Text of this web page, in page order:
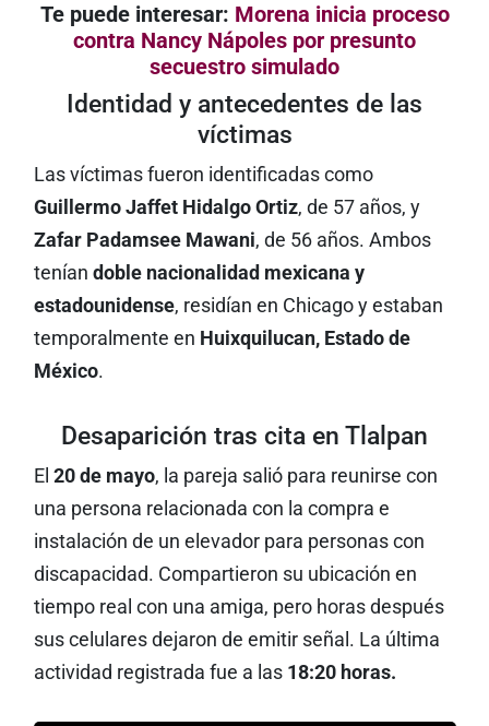
Te puede interesar: Morena inicia proceso
contra Nancy Nápoles por presunto
secuestro simulado
Identidad y antecedentes de las
víctimas
Las víctimas fueron identificadas como
Guillermo Jaffet Hidalgo Ortiz, de 57 años, y
Zafar Padamsee Mawani, de 56 años. Ambos
tenían doble nacionalidad mexicana y
estadounidense, residían en Chicago y estaban
temporalmente en Huixquilucan, Estado de
México.
Desaparición tras cita en Tlalpan
El 20 de mayo, la pareja salió para reunirse con
una persona relacionada con la compra e
instalación de un elevador para personas con
discapacidad. Compartieron su ubicación en
tiempo real con una amiga, pero horas después
sus celulares dejaron de emitir señal. La última
actividad registrada fue a las 18:20 horas.